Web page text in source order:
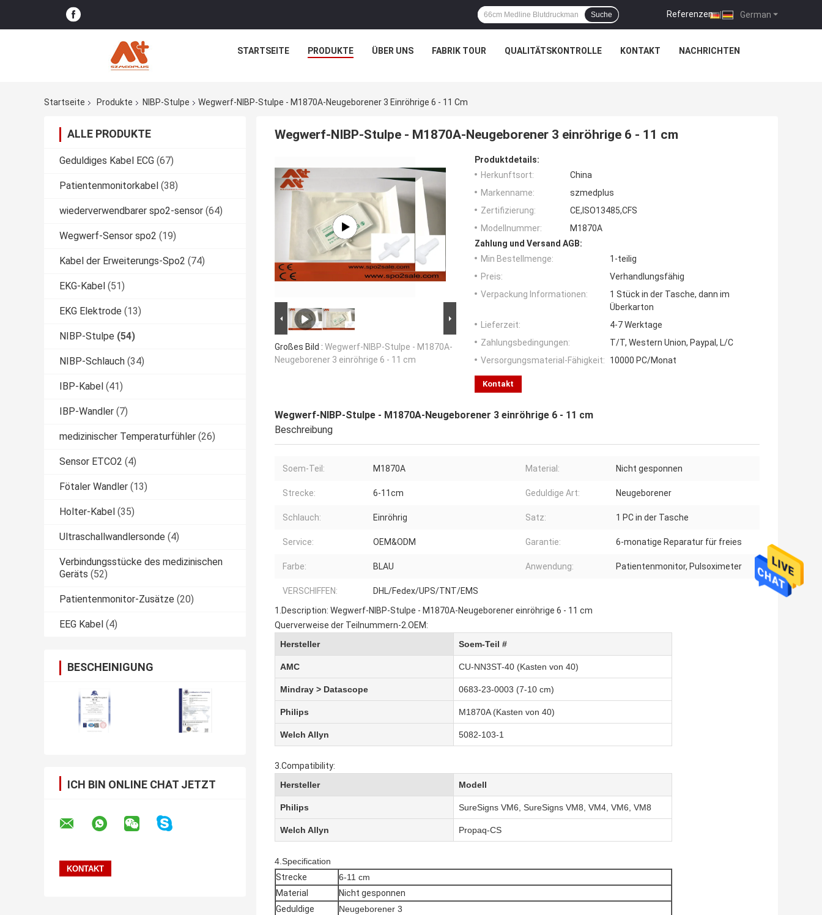
German
Referenzen |
Suche
STARTSEITE PRODUKTE ÜBER UNS FABRIK TOUR QUALITÄTSKONTROLLE KONTAKT NACHRICHTEN
Startseite Produkte NIBP-Stulpe Wegwerf-NIBP-Stulpe - M1870A-Neugeborener 3 Einröhrige 6 - 11 Cm
ALLE PRODUKTE
Geduldiges Kabel ECG (67)
Patientenmonitorkabel (38)
wiederverwendbarer spo2-sensor (64)
Wegwerf-Sensor spo2 (19)
Kabel der Erweiterungs-Spo2 (74)
EKG-Kabel (51)
EKG Elektrode (13)
NIBP-Stulpe (54)
NIBP-Schlauch (34)
IBP-Kabel (41)
IBP-Wandler (7)
medizinischer Temperaturfühler (26)
Sensor ETCO2 (4)
Fötaler Wandler (13)
Holter-Kabel (35)
Ultraschallwandlersonde (4)
Verbindungsstücke des medizinischen
Geräts (52)
Patientenmonitor-Zusätze (20)
EEG Kabel (4)
BESCHEINIGUNG
ICH BIN ONLINE CHAT JETZT
Wegwerf-NIBP-Stulpe - M1870A-Neugeborener 3 einröhrige 6 - 11 cm
Großes Bild : Wegwerf-NIBP-Stulpe - M1870A-
Neugeborener 3 einröhrige 6 - 11 cm
Produktdetails:
Herkunftsort:
China
Markenname:
szmedplus
Zertifizierung:
CE,ISO13485,CFS
Modellnummer:
M1870A
Zahlung und Versand AGB:
Min Bestellmenge:
1-teilig
Preis:
Verhandlungsfähig
Verpackung Informationen:
1 Stück in der Tasche, dann im
Überkarton
Lieferzeit:
4-7 Werktage
Zahlungsbedingungen:
T/T, Western Union, Paypal, L/C
Versorgungsmaterial-Fähigkeit:
10000 PC/Monat
Kontakt
Wegwerf-NIBP-Stulpe - M1870A-Neugeborener 3 einröhrige 6 - 11 cm
Beschreibung
Soem-Teil: M1870A Material: Nicht gesponnen
Strecke: 6-11cm Geduldige Art: Neugeborener
Schlauch: Einröhrig Satz: 1 PC in der Tasche
Service: OEM&ODM Garantie: 6-monatige Reparatur für freies
Farbe: BLAU Anwendung: Patientenmonitor, Pulsoximeter
VERSCHIFFEN:
DHL/Fedex/UPS/TNT/EMS
1.Description: Wegwerf-NIBP-Stulpe - M1870A-Neugeborener einröhrige 6 - 11 cm
Querverweise der Teilnummern-2.OEM:
Hersteller
Soem-Teil #
AMC CU-NN3ST-40 (Kasten von 40)
Mindray > Datascope 0683-23-0003 (7-10 cm)
Philips M1870A (Kasten von 40)
Welch Allyn 5082-103-1
3.Compatibility:
Hersteller
Modell
Philips SureSigns VM6, SureSigns VM8, VM4, VM6, VM8
Welch Allyn Propaq-CS
4.Specification
Strecke
6-11 cm
Material
Nicht gesponnen
Geduldige
Neugeborener 3